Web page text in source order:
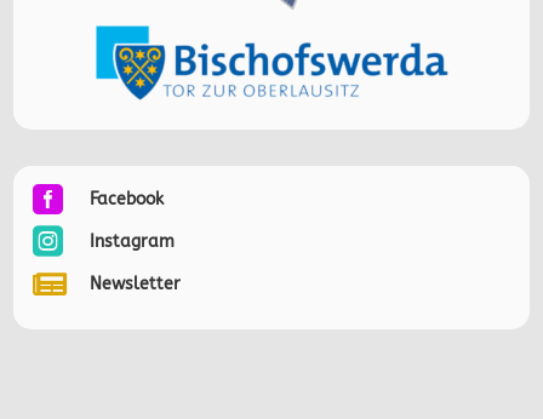
 Facebook
 Instagram
 Newsletter